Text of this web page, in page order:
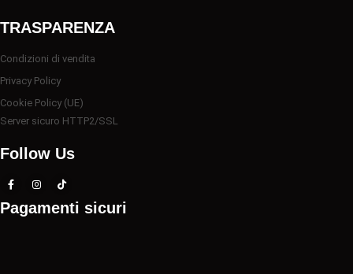
TRASPARENZA
Condizioni di vendita
Privacy Policy
Cookie Policy (UE)
Server sicuro HTTP2/SSL
Follow Us
Pagamenti sicuri